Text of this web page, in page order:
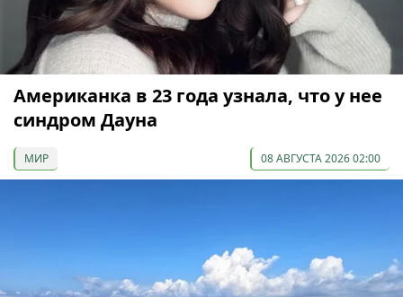
Американка в 23 года узнала, что у нее
синдром Дауна
МИР 08 АВГУСТА 2026 02:00